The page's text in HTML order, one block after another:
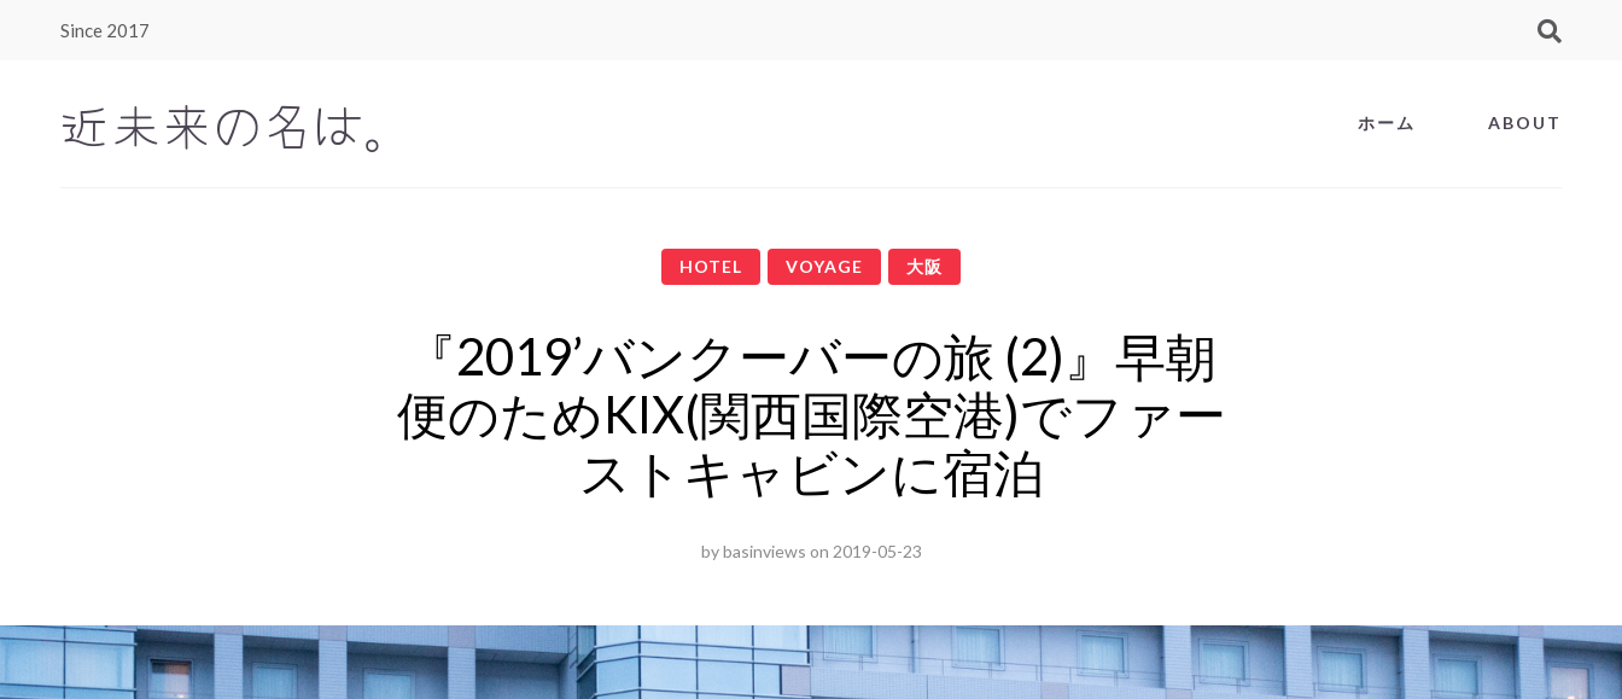
近未来の名は。
Since 2017
ホーム ABOUT
HOTEL VOYAGE 大阪
『2019’バンクーバーの旅 (2)』早朝
便のためKIX(関西国際空港)でファー
ストキャビンに宿泊
bybasinviews on 2019-05-23